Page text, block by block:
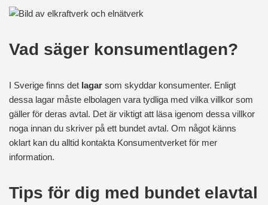
Vad säger konsumentlagen?
I Sverige finns det lagar som skyddar konsumenter. Enligt
dessa lagar måste elbolagen vara tydliga med vilka villkor som
gäller för deras avtal. Det är viktigt att läsa igenom dessa villkor
noga innan du skriver på ett bundet avtal. Om något känns
oklart kan du alltid kontakta Konsumentverket för mer
information.
Tips för dig med bundet elavtal